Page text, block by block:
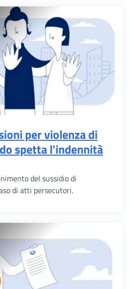
per violenza di
spetta l'indennità
del sussidio di
di atti persecutori.